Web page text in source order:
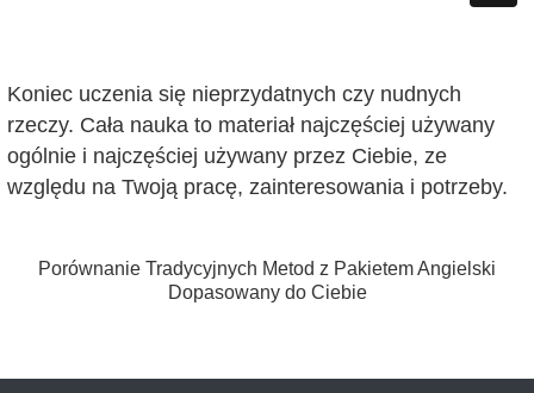
Koniec uczenia się nieprzydatnych czy nudnych
rzeczy. Cała nauka to materiał najczęściej używany
ogólnie i najczęściej używany przez Ciebie, ze
względu na Twoją pracę, zainteresowania i potrzeby.
Porównanie Tradycyjnych Metod z Pakietem Angielski
Dopasowany do Ciebie